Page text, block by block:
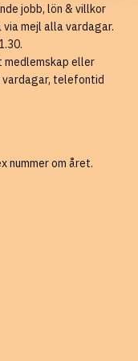
jobb, lön & villkor
mejl alla vardagar.
eller
telefontid
nummer om året.